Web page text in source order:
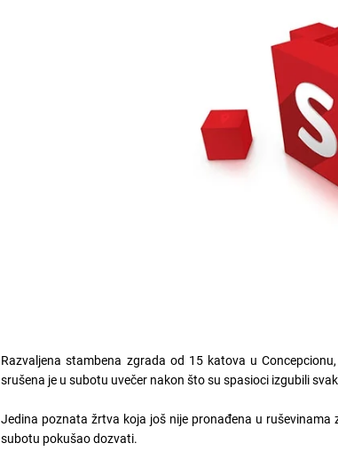
Razvaljena stambena zgrada od 15 katova u
srušena je u subotu uvečer nakon što su spasioci izgubili
Jedina poznata žrtva koja još nije pronađena u
subotu pokušao dozvati.